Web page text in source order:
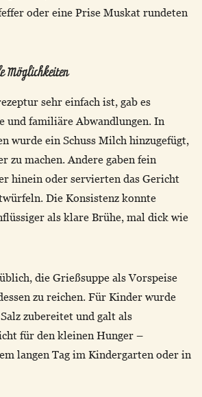
oder eine Prise Muskat rundeten
Möglichkeiten
sehr einfach ist, gab es
und familiäre Abwandlungen. In
wurde ein Schuss Milch hinzugefügt,
zu machen. Andere gaben fein
hinein oder servierten das Gericht
Die Konsistenz konnte
als klare Brühe, mal dick wie
die Grießsuppe als Vorspeise
zu reichen. Für Kinder wurde
zubereitet und galt als
für den kleinen Hunger –
langen Tag im Kindergarten oder in